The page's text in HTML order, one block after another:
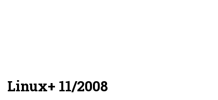
Linux+ 11/2008